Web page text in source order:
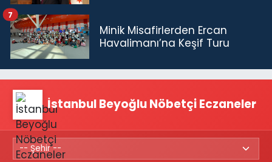
Minik Misafirlerden Ercan
Havalimanı’na Keşif Turu
7
İstanbul Beyoğlu Nöbetçi Eczaneler